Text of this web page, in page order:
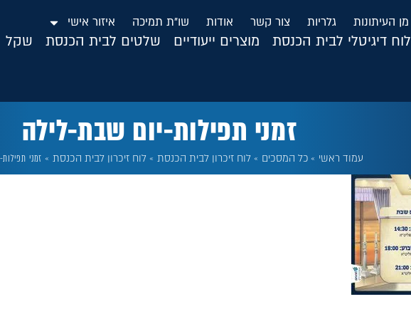
מן העיתונות גלריות צור קשר אודות שו”ת תמיכה איזור אישי
לוח דיגיטלי לבית הכנסת מוצרים ייעודיים שלטים לבית הכנסת שקל
זמני תפילות-יום שבת-לילה
עמוד ראשי » כל המסכים »לוח זיכרון לבית הכנסת » לוח זיכרון לבית הכנסת» זמני